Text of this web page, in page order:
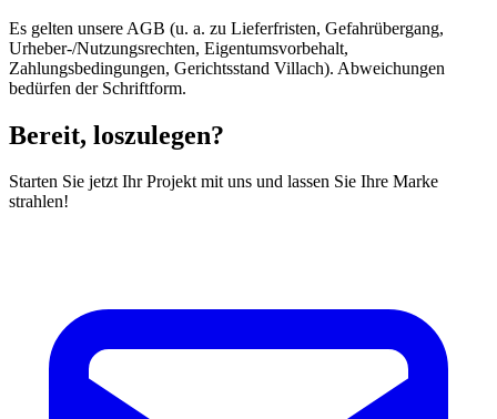
Es gelten unsere AGB (u. a. zu Lieferfristen, Gefahrübergang,
Urheber-/Nutzungsrechten, Eigentumsvorbehalt,
Zahlungsbedingungen, Gerichtsstand Villach). Abweichungen
bedürfen der Schriftform.
Bereit, loszulegen?
Starten Sie jetzt Ihr Projekt mit uns und lassen Sie Ihre Marke
strahlen!